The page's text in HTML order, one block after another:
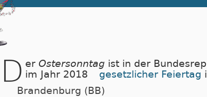
D er Ostersonntagist in der
im Jahr 2018
gesetzlicher Feiertag
Brandenburg (BB)